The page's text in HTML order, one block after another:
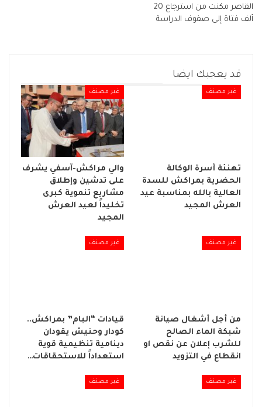
القاصر مكنت من استرجاع 20
ألف فتاة إلى صفوف الدراسة
قد يعجبك ايضا
غير مصنف
تهنئة أسرة الوكالة
الحضرية بمراكش للسدة
العالية بالله بمناسبة عيد
العرش المجيد
غير مصنف
والي مراكش-آسفي يشرف
على تدشين وإطلاق
مشاريع تنموية كبرى
تخليداً لعيد العرش
المجيد
غير مصنف
من أجل أشغال صيانة
شبكة الماء الصالح
للشرب إعلان عن نقص او
انقطاع في التزويد
غير مصنف
قيادات “البام” بمراكش..
كودار وحنيش يقودان
دينامية تنظيمية قوية
استعداداً للاستحقاقات…
غير مصنف غير مصنف